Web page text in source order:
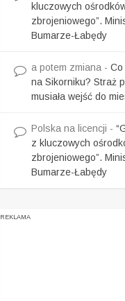
kluczowych
zbrojeniowego”.
Bumarze-Łabędy
a potem zmiana - Co
na Sikorniku? Straż
musiała wejść do
Polska na licencji -
z kluczowych
zbrojeniowego”.
Bumarze-Łabędy
REKLAMA